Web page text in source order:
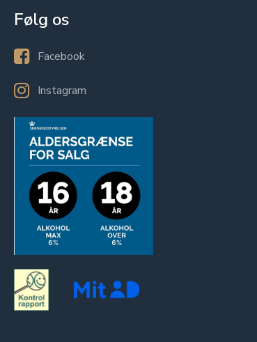
Følg os
Facebook
Instagram